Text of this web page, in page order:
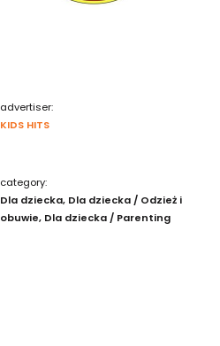
advertiser:
KIDS HITS
category:
Dla dziecka Dla dziecka / Odzież i
obuwie Dla dziecka / Parenting